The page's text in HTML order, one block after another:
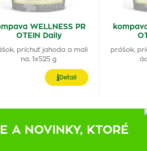
WELLNESS PR
OTEIN Daily
príchuť jahoda a mali
na, 1x525 g
Detail
prášok,
A NOVINKY, KTORÉ